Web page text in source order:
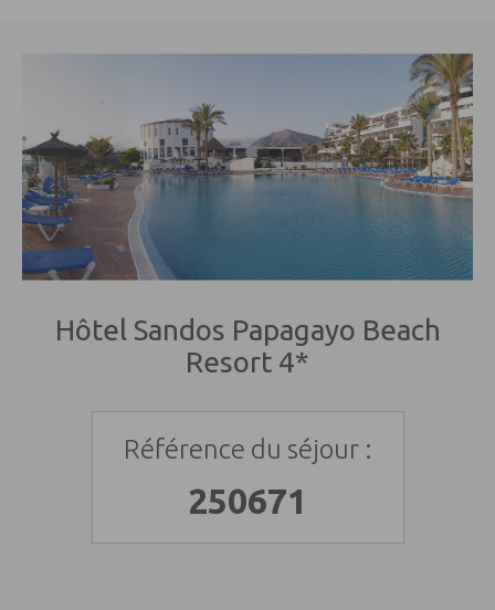
- Décalage horaire : - 1h en été comme en hiver.
- Climat : Agréable toute l'année. Hiver doux et ensoleillé.
Printemps agréable.
- Langue : espagnol.
- Monnaie : l’Euro.
- Voltage: 220 Volts.
- Santé : Pas de vaccin obligatoire.
Hôtel Sandos Papagayo Beach
Resort 4*
Référence du séjour :
250671